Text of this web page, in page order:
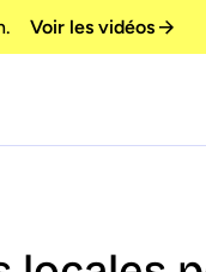
Voir les vidéos